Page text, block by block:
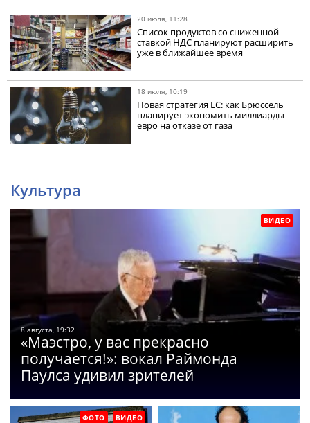
20 июля, 11:28
Список продуктов со сниженной
ставкой НДС планируют расширить
уже в ближайшее время
18 июля, 10:19
Новая стратегия ЕС: как Брюссель
планирует экономить миллиарды
евро на отказе от газа
Культура
ВИДЕО
8 августа, 19:32
«Маэстро, у вас прекрасно
получается!»: вокал Раймонда
Паулса удивил зрителей
ФОТО ВИДЕО